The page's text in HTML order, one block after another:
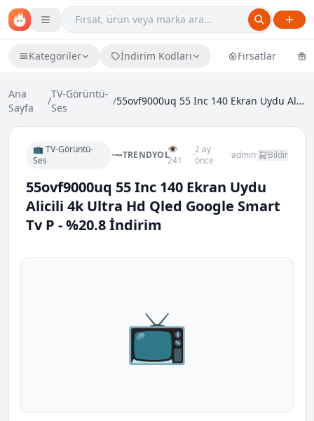
Kategoriler İndirim Kodları Fırsatlar
Ana
Sayfa
/
TV-Görüntü-
Ses
/ 55ovf9000uq 55 Inc 140 Ekran Uydu Alicili 4k Ultra...
📺 TV-Görüntü-
Ses
TRENDYOL👁
241
·2 ay
önce
·admin· Bildir
55ovf9000uq 55 Inc 140 Ekran Uydu
Alicili 4k Ultra Hd Qled Google Smart
Tv P - %20.8 İndirim
📺